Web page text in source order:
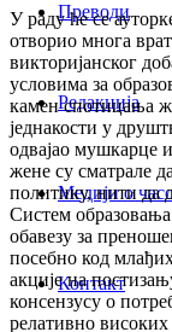
Преводи
Редакција
Медији о
Контакт
У раду ће се
отворио многа
викторијанског
условима за
камен спотицања
једнакости у
одвајао мушкарце
жене су сматрале
политику, нити да
Систем
обавезу за
посебно код
акције на
консензусу о
релативно